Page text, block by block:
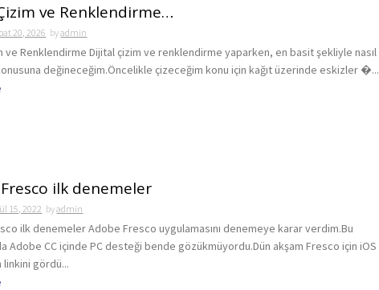
ve Renklendirme…
20, 2026 byadmin
ve Renklendirme Dijital çizim ve renklendirme yaparken, en basit şekliyle nasıl
konusuna değineceğim.Öncelikle çizeceğim konu için kağıt üzerinde eskizler �...
ilk denemeler
15, 2022 byadmin
ilk denemeler Adobe Fresco uygulamasını denemeye karar verdim.Bu
Adobe CC içinde PC desteği bende gözükmüyordu.Dün akşam Fresco için iOS
linkini gördü...